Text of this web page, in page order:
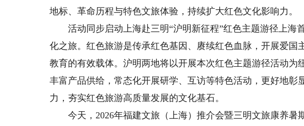
地标、革命历程与特色文旅体验，持续扩大红色文化影响力。
活动同步启动上海赴三明“沪明新征程”红色主题游径上海
化之旅。红色旅游是传承红色基因、赓续红色血脉，开展爱国
教育的有效载体。沪明两地将以开展本次红色主题游径活动为
丰富产品供给，常态化开展研学、互访等特色活动，更好地彰
力，夯实红色旅游高质量发展的文化基石。
今天，2026年福建文旅（上海）推介会暨三明文旅康养暑